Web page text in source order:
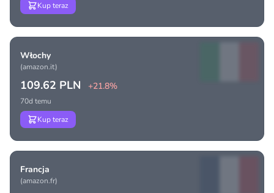
Kup teraz
Włochy
(amazon.it)
109.62 PLN +21.8%
70d temu
Kup teraz
Francja
(amazon.fr)